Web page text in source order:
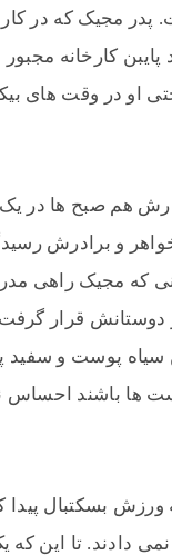
مجیک که در
کارخانه
او در وقت های
هم صبح ها در
و برادرش
که مجیک راهی
قرار
سیاه پوست و
ها باشند
ورزش بسکتبال
نمی دادند. تا این